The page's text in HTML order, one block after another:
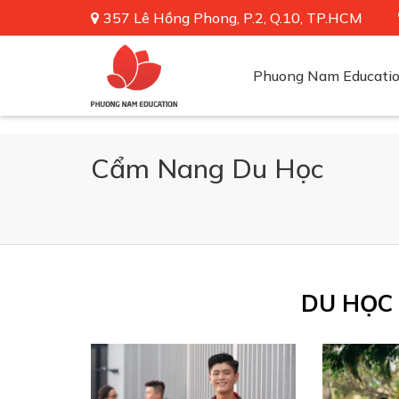
357 Lê Hồng Phong, P.2, Q.10, TP.HCM
Phuong Nam
Cẩm Nang Du Học
DU